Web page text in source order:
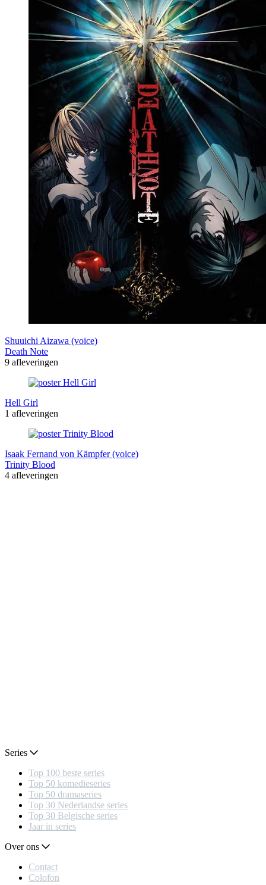
Shuuichi Aizawa (voice)
Death Note
9 afleveringen
Hell Girl
1 afleveringen
Isaak Fernand von Kämpfer (voice)
Trinity Blood
4 afleveringen
Series
Top 100 beste series
Top 50 komedieseries
Top 50 dramaseries
Top 30 Nederlandse series
Top 30 Belgische series
Jaar in series
Over ons
Contact
Colofon